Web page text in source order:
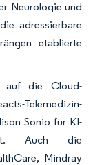
Neurologie und
adressierbare
etablierte
auf die Cloud-
Telemedizin-
Sonio für KI-
Auch die
Mindray